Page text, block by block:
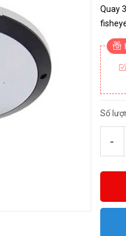
Quay
Số
-